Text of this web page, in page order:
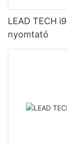
LEAD TECH
nyomtató